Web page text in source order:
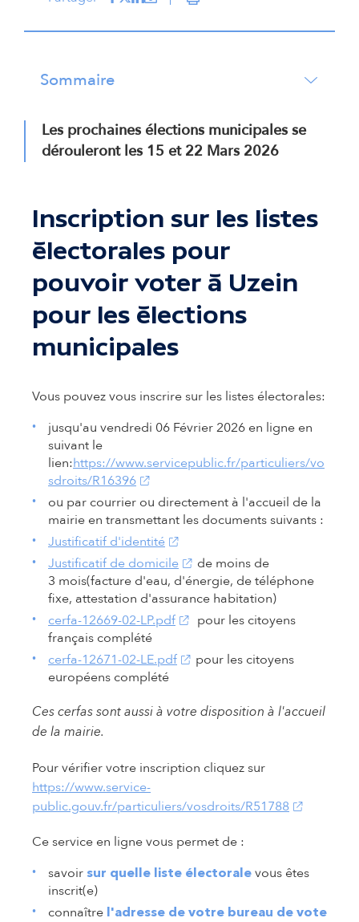
Sommaire
Les prochaines élections municipales se
dérouleront les 15 et 22 Mars 2026
Inscription sur les listes
électorales pour
pouvoir voter à Uzein
pour les élections
municipales
Vous pouvez vous inscrire sur les listes électorales:
jusqu'au vendredi 06 Février 2026 en ligne en
suivant le
lien:https://www.servicepublic.fr/particuliers/vo
sdroits/R16396(s'ouvre dans un nouvel onglet)
ou par courrier ou directement à l'accueil de la
mairie en transmettant les documents suivants :
Justificatif d'identité(s'ouvre dans un nouvel onglet)
Justificatif de domicile(s'ouvre dans un nouvel
de moins de
3 mois(facture d'eau, d'énergie, de téléphone
fixe, attestation d'assurance habitation)
cerfa-12669-02-LP.pdf(s'ouvre dans un nouvel onglet)
pour les citoyens
français complété
cerfa-12671-02-LE.pdf(s'ouvre dans un nouvel onglet)
pour les citoyens
européens complété
Ces cerfas sont aussi à votre disposition à l'accueil
de la mairie.
Pour vérifier votre inscription cliquez sur
https://www.service-
public.gouv.fr/particuliers/vosdroits/R51788(s'ouvre
Ce service en ligne vous permet de :
savoir sur quelle liste électorale vous êtes
inscrit(e)
connaître
l'adresse de votre bureau de vote